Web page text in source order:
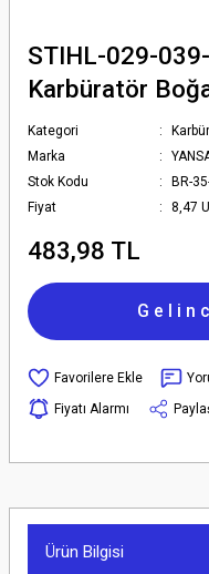
STIHL-029-
Karbüratör
Kategori
Marka
Stok Kodu
BR-
Fiyat
8,47
483,98 TL
Fiyatı Alarmı
Ürün Bilgisi